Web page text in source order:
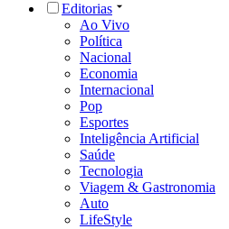
Editorias
Ao Vivo
Política
Nacional
Economia
Internacional
Pop
Esportes
Inteligência Artificial
Saúde
Tecnologia
Viagem & Gastronomia
Auto
LifeStyle